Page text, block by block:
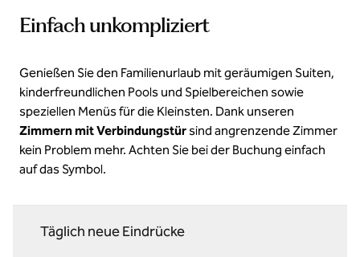
Einfach unkompliziert
Genießen Sie den Familienurlaub mit geräumigen Suiten,
kinderfreundlichen Pools und Spielbereichen sowie
speziellen Menüs für die Kleinsten. Dank unseren
Zimmern mit Verbindungstür sind angrenzende Zimmer
kein Problem mehr. Achten Sie bei der Buchung einfach
auf das Symbol.
Täglich neue Eindrücke